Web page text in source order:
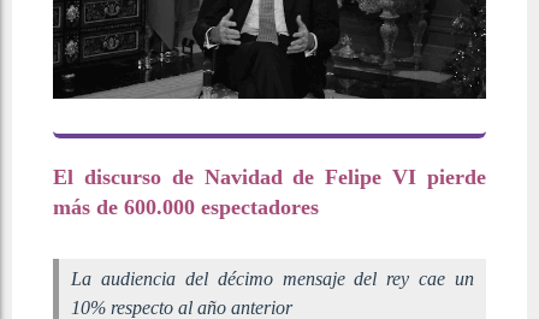
El discurso de Navidad de Felipe VI pierde
más de 600.000 espectadores
La audiencia del décimo mensaje del rey cae un
10% respecto al año anterior